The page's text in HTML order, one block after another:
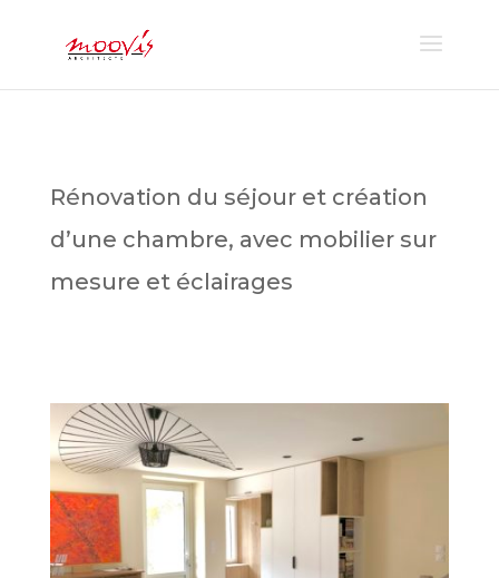
Rénovation du séjour et création
d’une chambre, avec mobilier sur
mesure et éclairages